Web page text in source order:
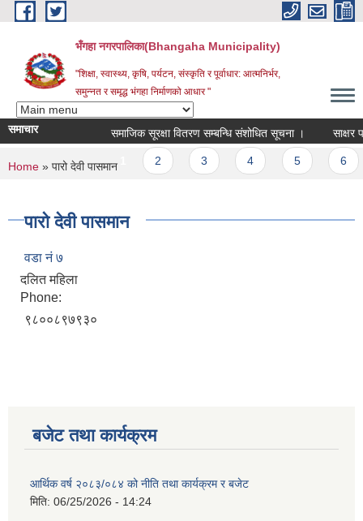
Skip to main content
भँगहा नगरपालिका(Bhangaha Municipality)
"शिक्षा, स्वास्थ्य, कृषि, पर्यटन, संस्कृति र पूर्वाधार: आत्मनिर्भर,
समुन्नत र समृद्ध भंगहा निर्माणको आधार "
समाचार समाजिक सूरक्षा वितरण सम्बन्धि संशोधित सूचना । साक्षर
Pages
1
You are here
Home » पारो देवी पासमान
पारो देवी पासमान
वडा नं ७
दलित महिला
Phone:
९८००८९७९३०
बजेट तथा कार्यक्रम
आर्थिक वर्ष २०८३/०८४ को नीति तथा कार्यक्रम र बजेट
मिति: 06/25/2026 - 14:24